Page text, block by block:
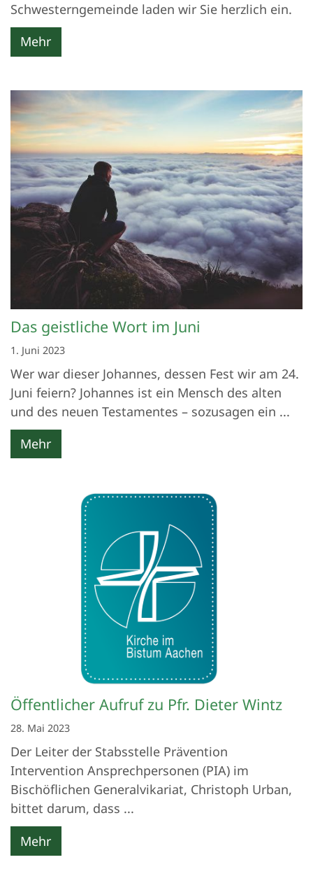
Schwesterngemeinde laden wir Sie herzlich ein.
Mehr
Das geistliche Wort im Juni
1. Juni 2023
Wer war dieser Johannes, dessen Fest wir am 24.
Juni feiern? Johannes ist ein Mensch des alten
und des neuen Testamentes – sozusagen ein ...
Mehr
Öffentlicher Aufruf zu Pfr. Dieter Wintz
28. Mai 2023
Der Leiter der Stabsstelle Prävention
Intervention Ansprechpersonen (PIA) im
Bischöflichen Generalvikariat, Christoph Urban,
bittet darum, dass ...
Mehr